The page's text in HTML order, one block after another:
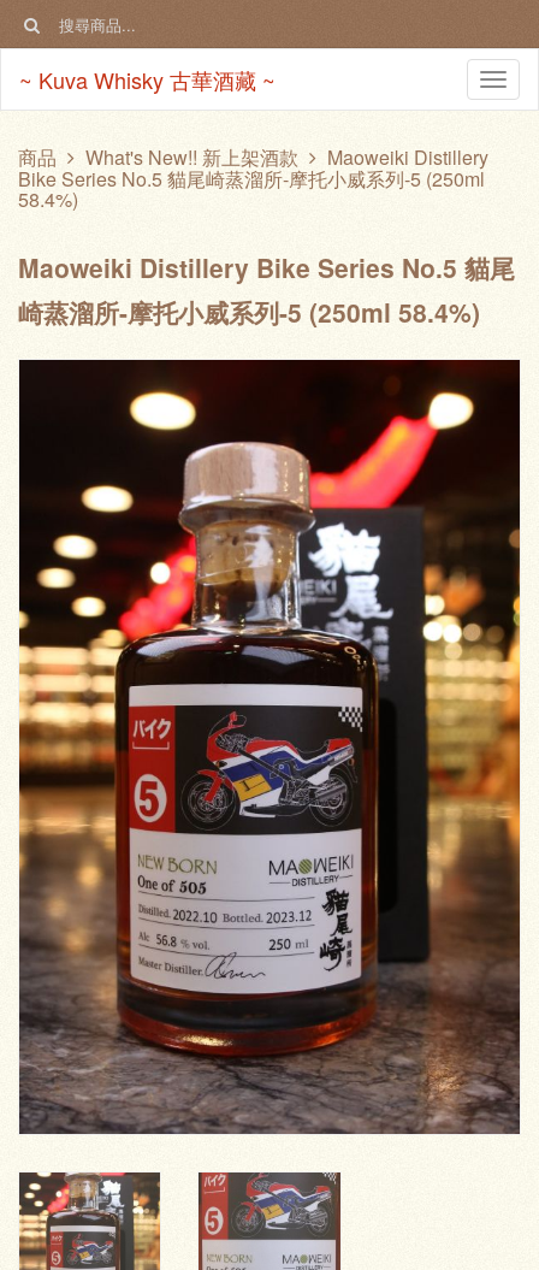
~ Kuva Whisky 古華酒藏 ~
商品 What's New!! 新上架酒款 Maoweiki Distillery
Bike Series No.5 貓尾崎蒸溜所-摩托小威系列-5 (250ml
58.4%)
Maoweiki Distillery Bike Series No.5 貓尾
崎蒸溜所-摩托小威系列-5 (250ml 58.4%)